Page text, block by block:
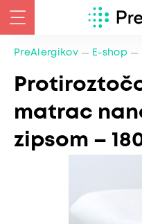
PreAlergikov E-shop
matrac
zipsom –